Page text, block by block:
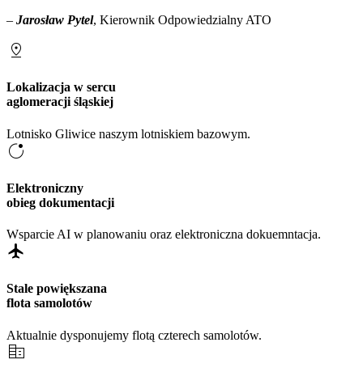
– Jarosław Pytel, Kierownik Odpowiedzialny ATO
pin_drop
Lokalizacja w sercu
aglomeracji śląskiej
Lotnisko Gliwice naszym lotniskiem bazowym.
app_badging
Elektroniczny
obieg dokumentacji
Wsparcie AI w planowaniu oraz elektroniczna dokuemntacja.
flight
Stale powiększana
flota samolotów
Aktualnie dysponujemy flotą czterech samolotów.
corporate_fare